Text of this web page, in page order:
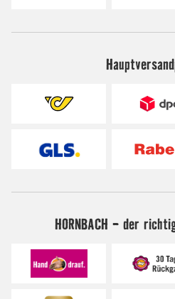
HORNBACH - der